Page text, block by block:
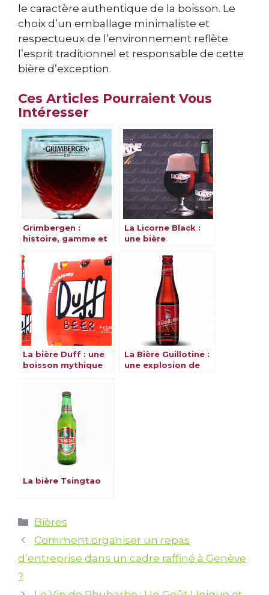
le caractère authentique de la boisson. Le
choix d’un emballage minimaliste et
respectueux de l’environnement reflète
l’esprit traditionnel et responsable de cette
bière d’exception.
Ces Articles Pourraient Vous
Intéresser
Grimbergen :
histoire, gamme et
La Licorne Black :
une bière
magique
La bière Duff : une
boisson mythique
La Bière Guillotine :
une explosion de
La bière Tsingtao
Catégories
Bières
Comment organiser un repas
d’entreprise dans un cadre raffiné à Genève
?